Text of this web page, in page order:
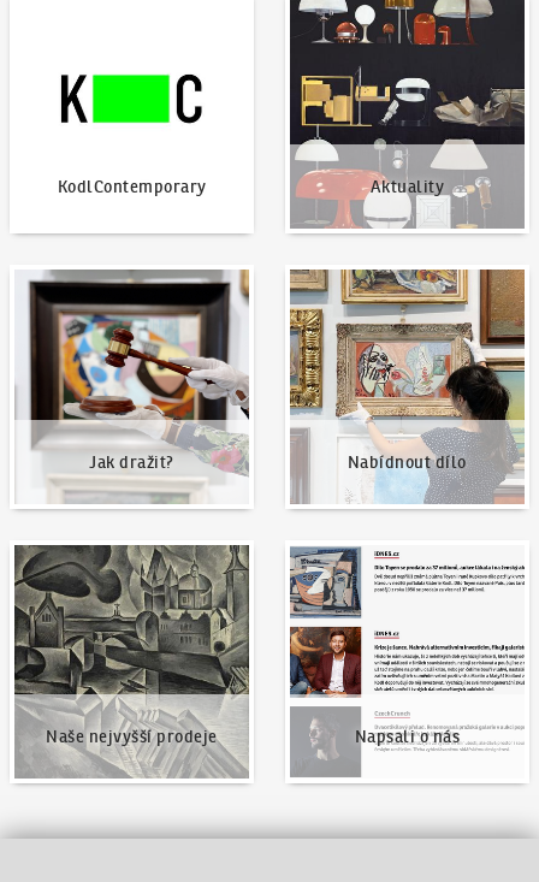
KodlContemporary Aktuality
Aktuality
Jak dražit?
Jak dražit?
Nabídnout dílo
Nabídnout dílo
Naše nejvyšší prodeje
Naše nejvyšší prodeje
Napsali o nás
Napsali o nás